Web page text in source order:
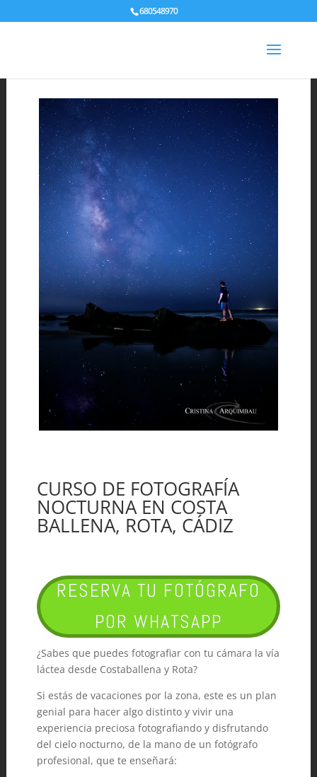
680548970
CURSO DE FOTOGRAFÍA
NOCTURNA EN COSTA
BALLENA, ROTA, CÁDIZ
RESERVA TU FOTÓGRAFO
POR WHATSAPP
¿Sabes que puedes fotografiar con tu cámara la vía
láctea desde Costaballena y Rota?
Si estás de vacaciones por la zona, este es un plan
genial para hacer algo distinto y vivir una
experiencia preciosa fotografiando y disfrutando
del cielo nocturno, de la mano de un fotógrafo
profesional, que te enseñará: